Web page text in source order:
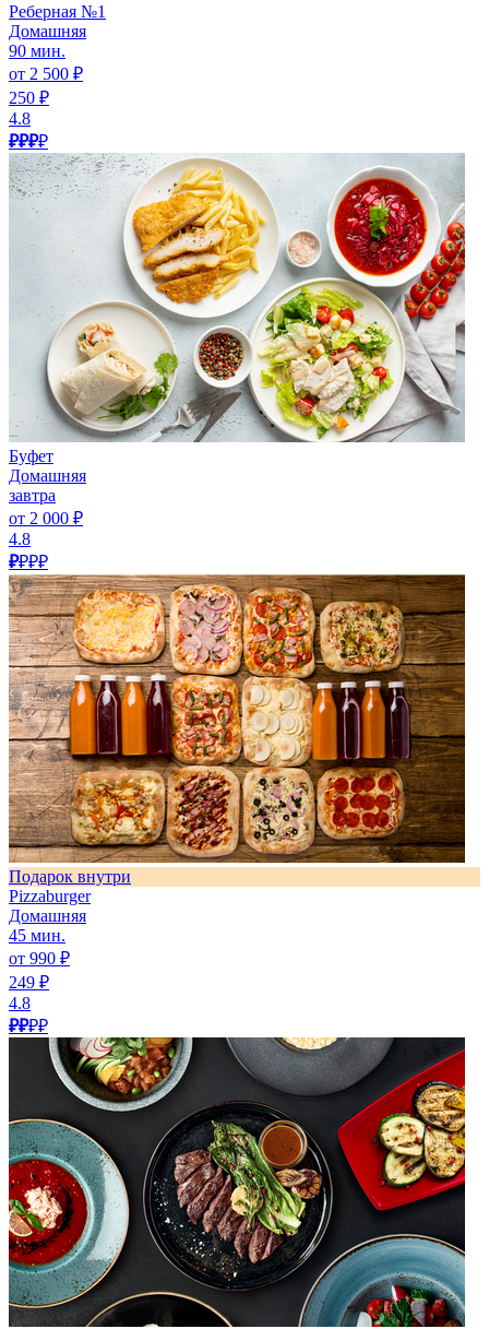
Реберная №1
Домашняя
90 мин.
от 2 500 ₽
250 ₽
4.8
₽₽₽₽
Буфет
Домашняя
завтра
от 2 000 ₽
4.8
₽₽₽₽
Подарок внутри
Pizzaburger
Домашняя
45 мин.
от 990 ₽
249 ₽
4.8
₽₽₽₽